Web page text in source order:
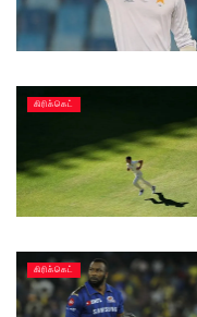
கிரிக்கெட்
கிரிக்கெட்